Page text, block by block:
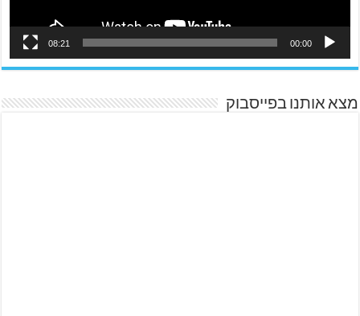
00:00
08:21
מצא אותנו בפייסבוק